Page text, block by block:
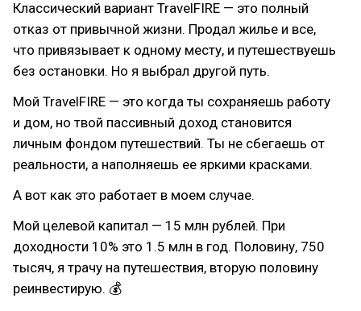
Классический вариант TravelFIRE — это полный
отказ от привычной жизни. Продал жилье и все,
что привязывает к одному месту, и путешествуешь
без остановки. Но я выбрал другой путь.
Мой TravelFIRE — это когда ты сохраняешь работу
и дом, но твой пассивный доход становится
личным фондом путешествий. Ты не сбегаешь от
реальности, а наполняешь ее яркими красками.
А вот как это работает в моем случае.
Мой целевой капитал — 15 млн рублей. При
доходности 10% это 1.5 млн в год. Половину, 750
тысяч, я трачу на путешествия, вторую половину
реинвестирую. 💰